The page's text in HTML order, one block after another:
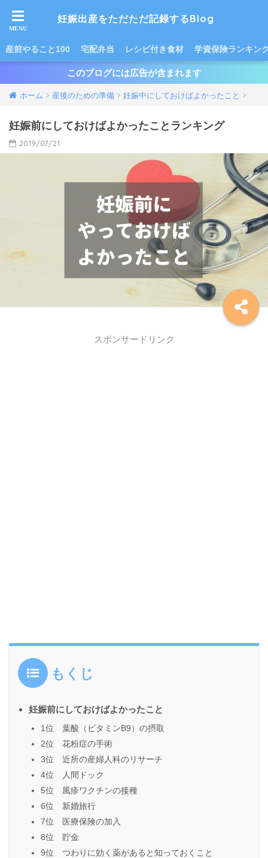
妊娠出産をただただ記録するBlog
産前やること100 宅配弁当 レシピ付き食材 学資保険ランキン
このブログには広告が含まれます
ホーム 産後のための準備 妊娠中にしておけばよかったこと
妊娠前にしておけばよかったことランキング
2019/07/21
スポンサードリンク
もくじ
妊娠前にしておけばよかったこと
1位 葉酸（ビタミンB9）の摂取
2位 花粉症の手術
3位 近所の産婦人科のリサーチ
4位 人間ドック
5位 風疹ワクチンの接種
6位 新婚旅行
7位 医療保険の加入
8位 貯金
9位 つわりに効く薬があると知っておくこと